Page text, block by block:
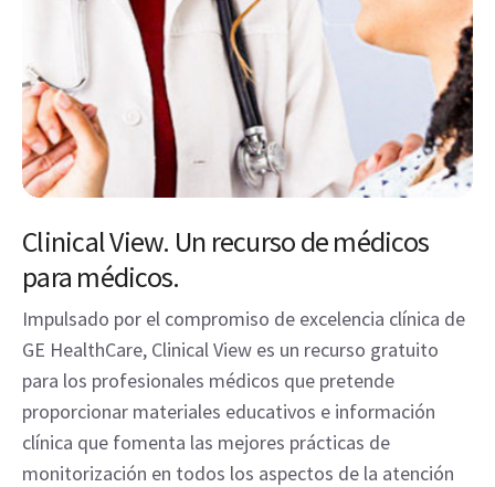
Clinical View. Un recurso de médicos
para médicos.
Impulsado por el compromiso de excelencia clínica de
GE HealthCare, Clinical View es un recurso gratuito
para los profesionales médicos que pretende
proporcionar materiales educativos e información
clínica que fomenta las mejores prácticas de
monitorización en todos los aspectos de la atención